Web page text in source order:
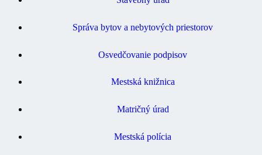
Správa bytov a nebytových priestorov
Osvedčovanie podpisov
Mestská knižnica
Matričný úrad
Mestská polícia